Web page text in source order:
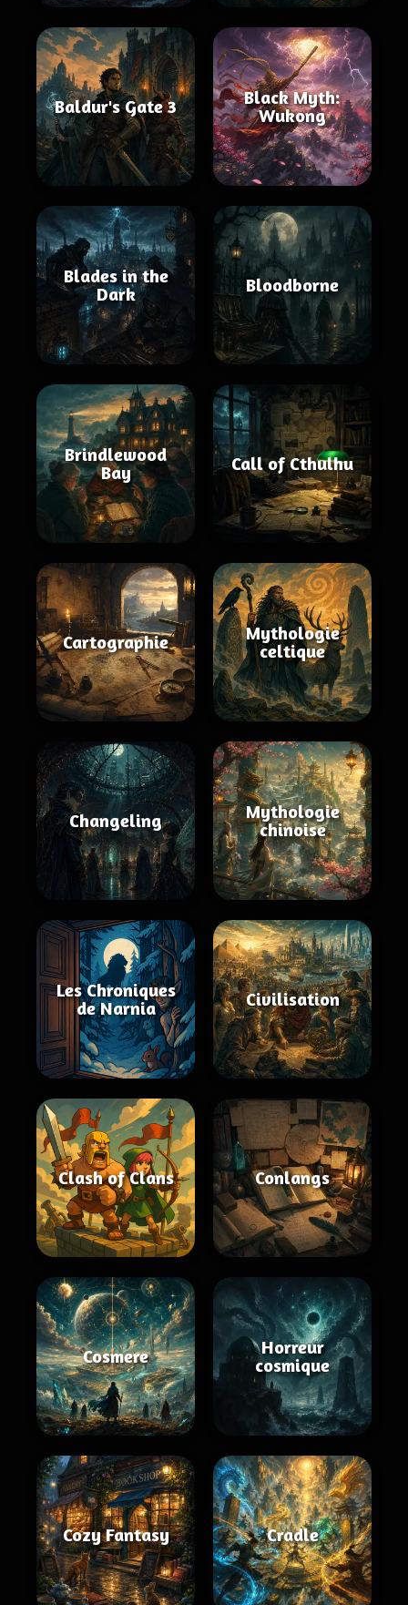
Baldur's Gate 3
Black Myth:
Wukong
Blades in the
Dark
Bloodborne
Brindlewood
Bay
Call of Cthulhu
Cartographie
Mythologie
celtique
Changeling
Mythologie
chinoise
Les Chroniques
de Narnia
Civilisation
Clash of Clans Conlangs
Cosmere
Horreur
cosmique
Cozy Fantasy Cradle